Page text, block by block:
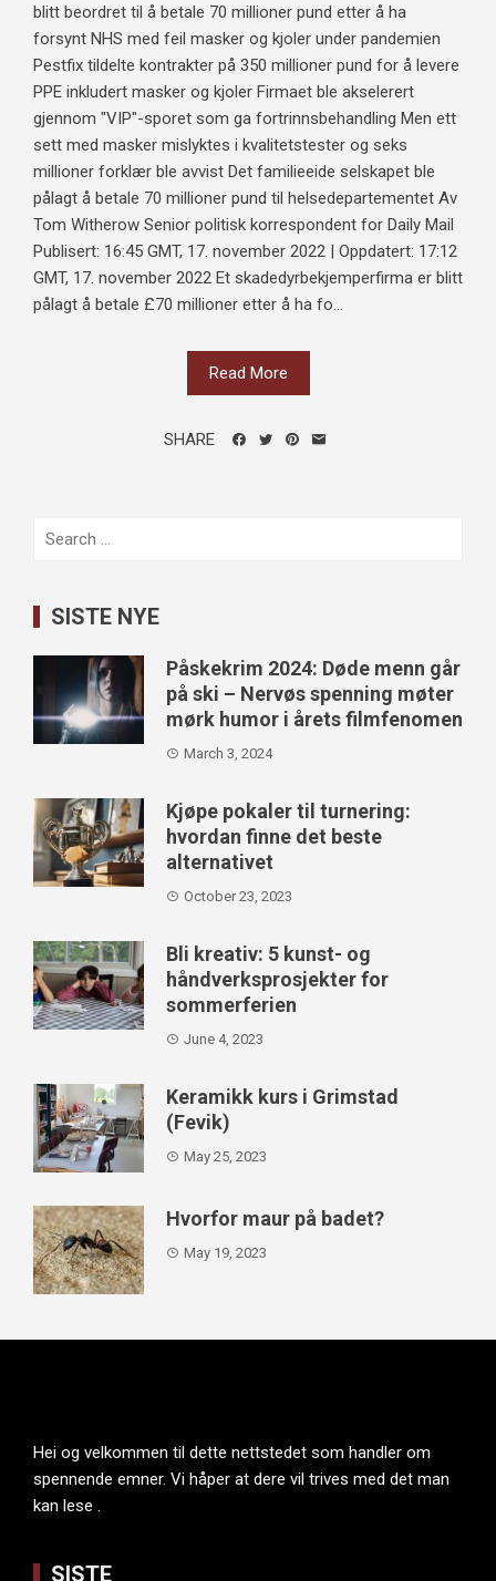
blitt beordret til å betale 70 millioner pund etter å ha
forsynt NHS med feil masker og kjoler under pandemien
Pestfix tildelte kontrakter på 350 millioner pund for å levere
PPE inkludert masker og kjoler Firmaet ble akselerert
gjennom "VIP"-sporet som ga fortrinnsbehandling Men ett
sett med masker mislyktes i kvalitetstester og seks
millioner forklær ble avvist Det familieeide selskapet ble
pålagt å betale 70 millioner pund til helsedepartementet Av
Tom Witherow Senior politisk korrespondent for Daily Mail
Publisert: 16:45 GMT, 17. november 2022 | Oppdatert: 17:12
GMT, 17. november 2022 Et skadedyrbekjemperfirma er blitt
pålagt å betale £70 millioner etter å ha fo...
Read More
SHARE
Search
SISTE NYE
Påskekrim 2024: Døde menn går
på ski – Nervøs spenning møter
mørk humor i årets filmfenomen
March 3, 2024
Kjøpe pokaler til turnering:
hvordan finne det beste
alternativet
October 23, 2023
Bli kreativ: 5 kunst- og
håndverksprosjekter for
sommerferien
June 4, 2023
Keramikk kurs i Grimstad
(Fevik)
May 25, 2023
Hvorfor maur på badet?
May 19, 2023
Hei og velkommen til dette nettstedet som handler om
spennende emner. Vi håper at dere vil trives med det man
kan lese .
SISTE